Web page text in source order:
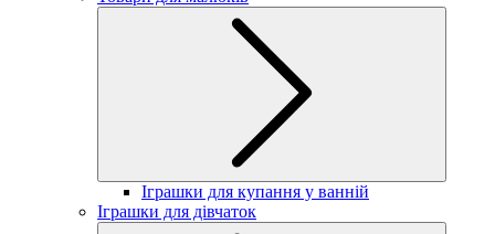
Іграшки для купання у ванній
Іграшки для дівчаток